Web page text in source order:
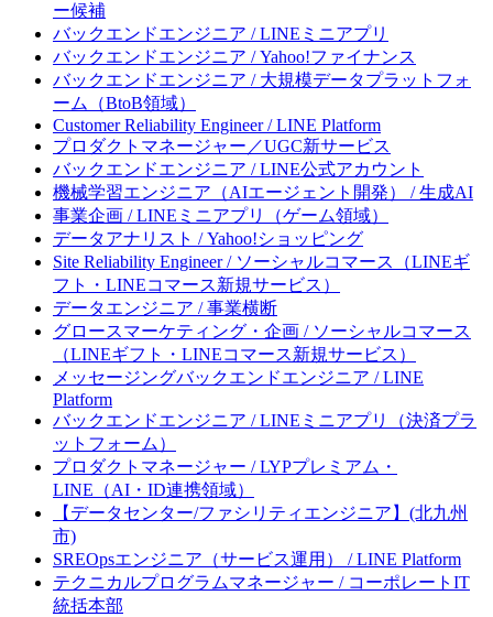
ー候補
バックエンドエンジニア / LINEミニアプリ
バックエンドエンジニア / Yahoo!ファイナンス
バックエンドエンジニア / 大規模データプラットフォ
ーム（BtoB領域）
Customer Reliability Engineer / LINE Platform
プロダクトマネージャー／UGC新サービス
バックエンドエンジニア / LINE公式アカウント
機械学習エンジニア（AIエージェント開発） / 生成AI
事業企画 / LINEミニアプリ（ゲーム領域）
データアナリスト / Yahoo!ショッピング
Site Reliability Engineer / ソーシャルコマース（LINEギ
フト・LINEコマース新規サービス）
データエンジニア / 事業横断
グロースマーケティング・企画 / ソーシャルコマース
（LINEギフト・LINEコマース新規サービス）
メッセージングバックエンドエンジニア / LINE
Platform
バックエンドエンジニア / LINEミニアプリ（決済プラ
ットフォーム）
プロダクトマネージャー / LYPプレミアム・
LINE（AI・ID連携領域）
【データセンター/ファシリティエンジニア】(北九州
市)
SREOpsエンジニア（サービス運用） / LINE Platform
テクニカルプログラムマネージャー / コーポレートIT
統括本部